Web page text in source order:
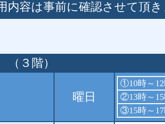
内容は事前に確認させて頂き
３階）
曜日
①10時～12
②13時～15
③15時～17